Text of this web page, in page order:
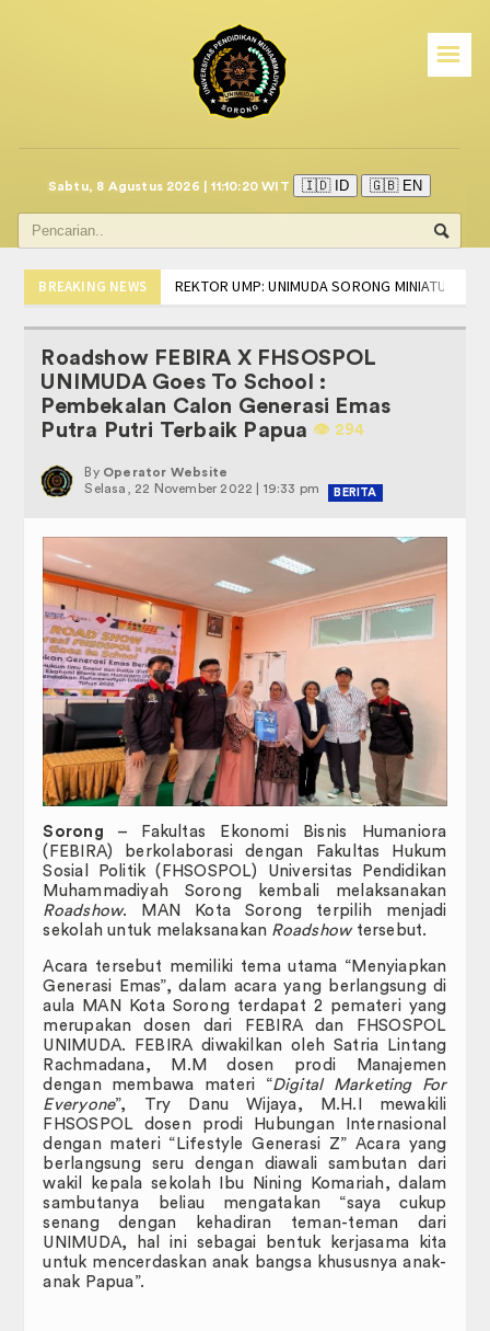
Program Studi
PSIKOLOGI
BISNIS DIGITAL
AKUNTANSI
AKADEMIK
PEDOMAN DAN PANDUAN
SK PENASIHAT AKADEMIK
FORM PENGAJUAN MAHASISWA
Profil
Selayang Pandang
Visi & Misi
Sasaran dan Tujuan
Struktur Organisasi
Kemahasiswaan
Dewan Perwakilan Mahasiswa
Badan Eksekutif Mahasiswa
Publikasi
JIP Connectednees
FAIR.
RENCANA INDUK PENELITIN (RIP)
RENOP dan RENSTRA
LAPORAN CAPAIAN MUTU PENDIDIKAN
☰
Sabtu, 8 Agustus 2026 | 11:10:20 WIT 🇮🇩 ID 🇬🇧 EN
BREAKING NEWS
REKTOR UMP: UNIMUDA SORONG MINIATUR
DISKUSI RUU PROFESI PSIKOLOGI, HIMPSI-PB
TEKEN MoU, PRODI PSIKOLOGI UNIMUDA DAN
SOSIALISASI LSP-PSI, LANGKAH AWAL
PELANTIKAN DAN RAPAT KERJA BADAN
INFO BIRO ADMINISTRASI DAN AKADEMIK
Administrasi Akademik Perkuliahan
Roadshow FEBIRA X FHSOSPOL
UNIMUDA Goes To School :
Pembekalan Calon Generasi Emas
Putra Putri Terbaik Papua 👁️️ 294
By Operator Website
Selasa, 22 November 2022 | 19:33 pm
BERITA
Sorong – Fakultas Ekonomi Bisnis Humaniora
(FEBIRA) berkolaborasi dengan Fakultas Hukum
Sosial Politik (FHSOSPOL) Universitas Pendidikan
Muhammadiyah Sorong kembali melaksanakan
Roadshow. MAN Kota Sorong terpilih menjadi
sekolah untuk melaksanakan Roadshowtersebut.
Acara tersebut memiliki tema utama “Menyiapkan
Generasi Emas”, dalam acara yang berlangsung di
aula MAN Kota Sorong terdapat 2 pemateri yang
merupakan dosen dari FEBIRA dan FHSOSPOL
UNIMUDA. FEBIRA diwakilkan oleh Satria Lintang
Rachmadana, M.M dosen prodi Manajemen
dengan membawa materi “Digital Marketing For
Everyone”, Try Danu Wijaya, M.H.I mewakili
FHSOSPOL dosen prodi Hubungan Internasional
dengan materi “Lifestyle Generasi Z” Acara yang
berlangsung seru dengan diawali sambutan dari
wakil kepala sekolah Ibu Nining Komariah, dalam
sambutanya beliau mengatakan “saya cukup
senang dengan kehadiran teman-teman dari
UNIMUDA, hal ini sebagai bentuk kerjasama kita
untuk mencerdaskan anak bangsa khususnya anak-
anak Papua”.